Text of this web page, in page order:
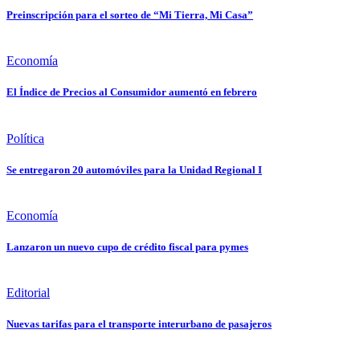
Preinscripción para el sorteo de “Mi Tierra, Mi Casa”
Economía
El Índice de Precios al Consumidor aumentó en febrero
Política
Se entregaron 20 automóviles para la Unidad Regional I
Economía
Lanzaron un nuevo cupo de crédito fiscal para pymes
Editorial
Nuevas tarifas para el transporte interurbano de pasajeros